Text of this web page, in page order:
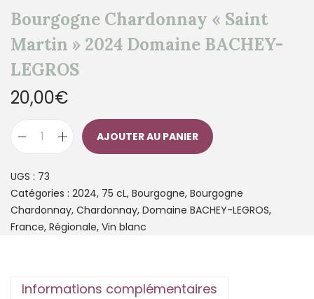
Bourgogne Chardonnay « Saint
Martin » 2024 Domaine BACHEY-
LEGROS
20,00€
AJOUTER AU PANIER
UGS : 73
Catégories : 2024, 75 cL, Bourgogne, Bourgogne
Chardonnay, Chardonnay, Domaine BACHEY-LEGROS,
France, Régionale, Vin blanc
Informations complémentaires